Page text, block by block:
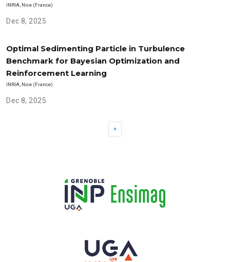
INRIA, Nice (France)
Dec 8, 2025
Optimal Sedimenting Particle in Turbulence
Benchmark for Bayesian Optimization and
Reinforcement Learning
INRIA, Nice (France)
Dec 8, 2025
»